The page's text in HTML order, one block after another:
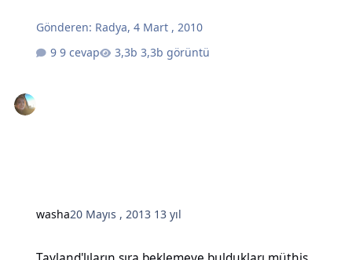
Gönderen: Radya,4 Mart , 2010
9 cevap
3,3b görüntü
washa20 Mayıs , 2013 13 yıl